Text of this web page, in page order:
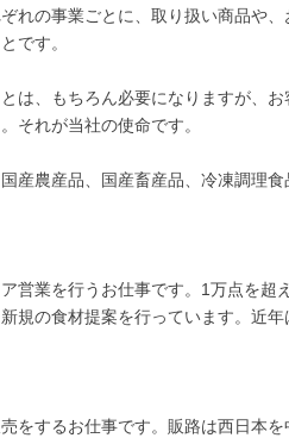
れの事業ごとに、取り扱い商品や、
です。
は、もちろん必要になりますが、お
それが当社の使命です。
産農産品、国産畜産品、冷凍調理食
営業を行うお仕事です。1万点を超
規の食材提案を行っています。近年
をするお仕事です。販路は西日本を